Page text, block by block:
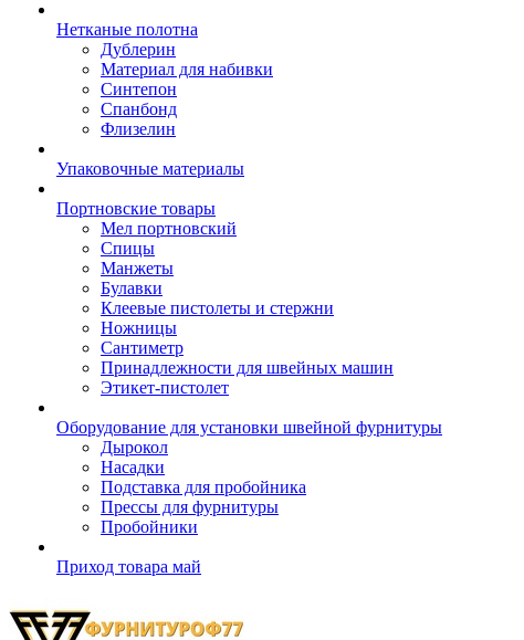
Нетканые полотна
Дублерин
Материал для набивки
Синтепон
Спанбонд
Флизелин
Упаковочные материалы
Портновские товары
Мел портновский
Спицы
Манжеты
Булавки
Клеевые пистолеты и стержни
Ножницы
Сантиметр
Принадлежности для швейных машин
Этикет-пистолет
Оборудование для установки швейной фурнитуры
Дырокол
Насадки
Подставка для пробойника
Прессы для фурнитуры
Пробойники
Приход товара май